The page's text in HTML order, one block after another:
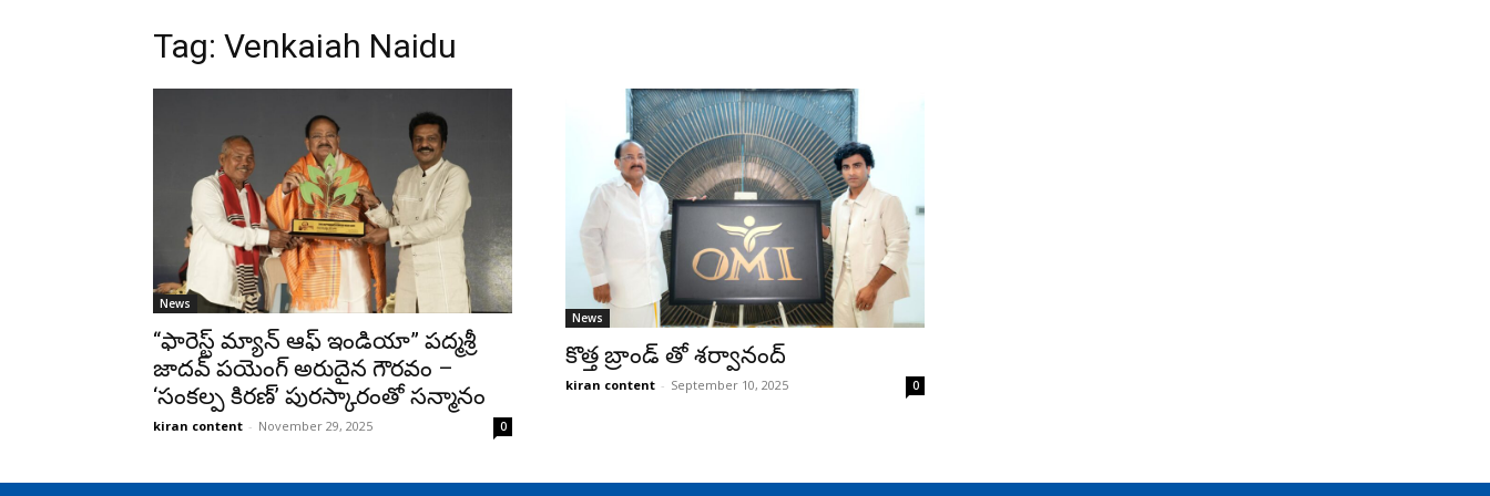
Tag: Venkaiah Naidu
News
“ఫారెస్ట్ మ్యాన్ ఆఫ్ ఇండియా” పద్మశ్రీ
జాదవ్ పయెంగ్ అరుదైన గౌరవం –
‘సంకల్ప కిరణ్’ పురస్కారంతో సన్మానం
kiran content - November 29, 2025 0
News
కొత్త బ్రాండ్ తో శర్వానంద్
kiran content - September 10, 2025 0